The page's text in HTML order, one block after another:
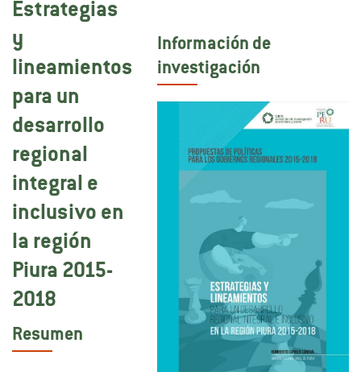
Estrategias
y
lineamientos
para un
desarrollo
regional
integral e
inclusivo en
la región
Piura 2015-
2018
Resumen
Información de
investigación